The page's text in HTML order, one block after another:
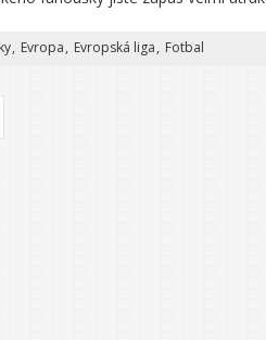
Evropa Evropská liga Fotbal